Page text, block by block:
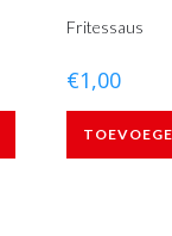
Fritessaus
€1,00